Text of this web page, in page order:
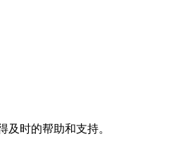
时的帮助和支持。